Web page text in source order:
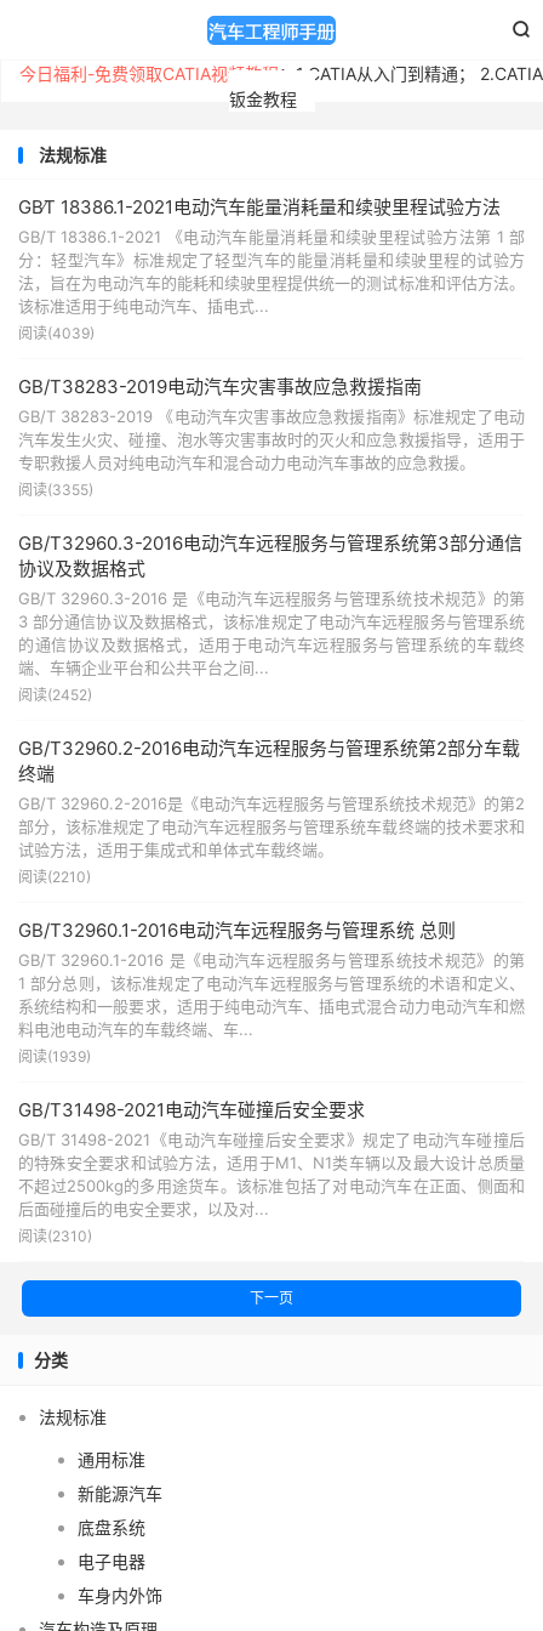

今日福利-免费领取CATIA视频教程： 1.CATIA从入门到精通； 2.CATIA
钣金教程
法规标准
GB∕T 18386.1-2021电动汽车能量消耗量和续驶里程试验方法
GB/T 18386.1-2021 《电动汽车能量消耗量和续驶里程试验方法第 1 部
分：轻型汽车》标准规定了轻型汽车的能量消耗量和续驶里程的试验方
法，旨在为电动汽车的能耗和续驶里程提供统一的测试标准和评估方法。
该标准适用于纯电动汽车、插电式...
阅读(4039)
GB/T38283-2019电动汽车灾害事故应急救援指南
GB/T 38283-2019 《电动汽车灾害事故应急救援指南》标准规定了电动
汽车发生火灾、碰撞、泡水等灾害事故时的灭火和应急救援指导，适用于
专职救援人员对纯电动汽车和混合动力电动汽车事故的应急救援。
阅读(3355)
GB/T32960.3-2016电动汽车远程服务与管理系统第3部分通信
协议及数据格式
GB/T 32960.3-2016 是《电动汽车远程服务与管理系统技术规范》的第
3 部分通信协议及数据格式，该标准规定了电动汽车远程服务与管理系统
的通信协议及数据格式，适用于电动汽车远程服务与管理系统的车载终
端、车辆企业平台和公共平台之间...
阅读(2452)
GB/T32960.2-2016电动汽车远程服务与管理系统第2部分车载
终端
GB/T 32960.2-2016是《电动汽车远程服务与管理系统技术规范》的第2
部分，该标准规定了电动汽车远程服务与管理系统车载终端的技术要求和
试验方法，适用于集成式和单体式车载终端。
阅读(2210)
GB/T32960.1-2016电动汽车远程服务与管理系统 总则
GB/T 32960.1-2016 是《电动汽车远程服务与管理系统技术规范》的第
1 部分总则，该标准规定了电动汽车远程服务与管理系统的术语和定义、
系统结构和一般要求，适用于纯电动汽车、插电式混合动力电动汽车和燃
料电池电动汽车的车载终端、车...
阅读(1939)
GB/T31498-2021电动汽车碰撞后安全要求
GB/T 31498-2021《电动汽车碰撞后安全要求》规定了电动汽车碰撞后
的特殊安全要求和试验方法，适用于M1、N1类车辆以及最大设计总质量
不超过2500kg的多用途货车。该标准包括了对电动汽车在正面、侧面和
后面碰撞后的电安全要求，以及对...
阅读(2310)
下一页
分类
法规标准
通用标准
新能源汽车
底盘系统
电子电器
车身内外饰